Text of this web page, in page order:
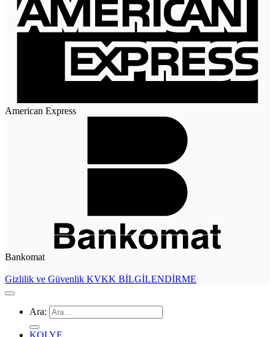
American Express
Bankomat
Gizlilik ve Güvenlik KVKK BİLGİLENDİRME
Ara:
KOLYE